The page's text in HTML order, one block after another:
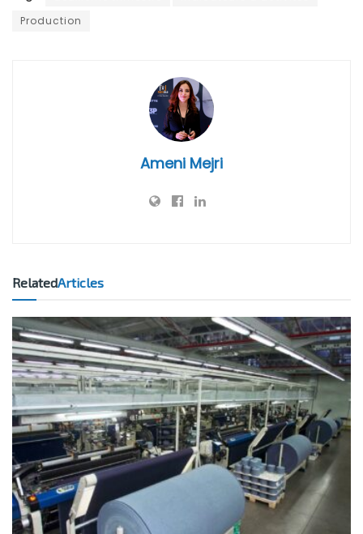
Production
Ameni Mejri
RelatedArticles